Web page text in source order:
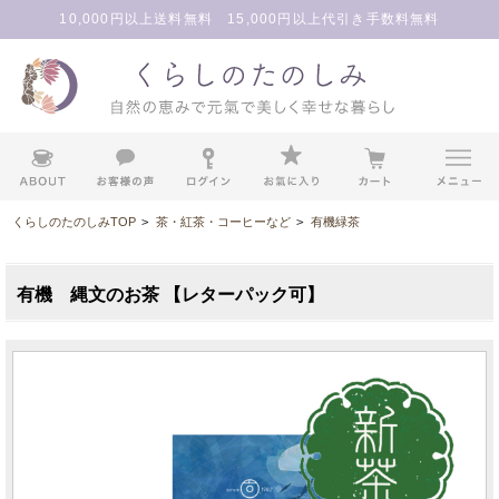
10,000円以上送料無料 15,000円以上代引き手数料無料
くらしのたのしみTOP > 茶・紅茶・コーヒーなど > 有機緑茶
有機 縄文のお茶 【レターパック可】